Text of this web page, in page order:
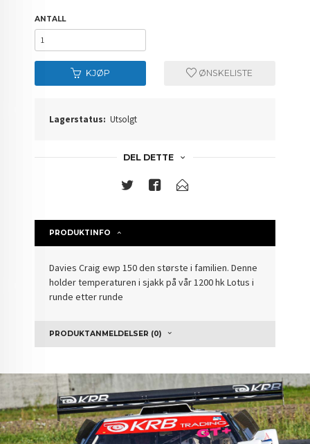
ANTALL
KJØP ØNSKELISTE
Lagerstatus: Utsolgt
DEL DETTE
PRODUKTINFO
Davies Craig ewp 150 den største i familien. Denne
holder temperaturen i sjakk på vår 1200 hk Lotus i
runde etter runde
PRODUKTANMELDELSER (0)